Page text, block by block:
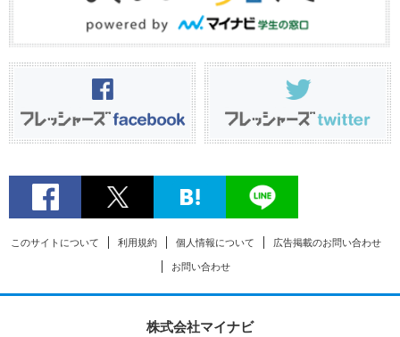
このサイトについて 利用規約 個人情報について 広告掲載のお問い合わせ
お問い合わせ
株式会社マイナビ